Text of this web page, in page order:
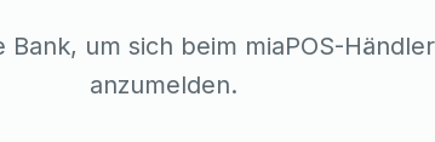
Bank, um sich beim miaPOS-
anzumelden.